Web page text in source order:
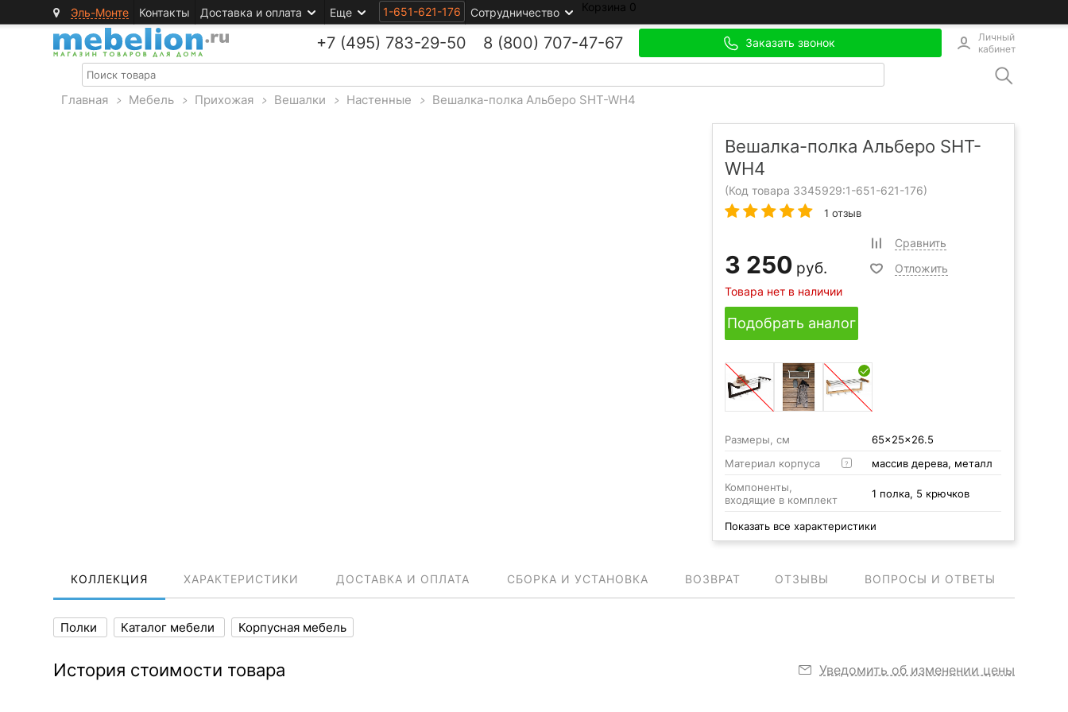
Эль-Монте Контакты Доставка и оплата Еще 1-651-621-176 Сотрудничество Корзина 0
+7 (495) 783-29-50 8 (800) 707-47-67 Заказать звонок
Личный
кабинет
Главная > Мебель > Прихожая > Вешалки > Настенные > Вешалка-полка Альберо SHT-WH4
Вешалка-полка Альберо SHT-
WH4
(Код товара 3345929:1-651-621-176)
1 отзыв
3 250 руб.
Товара нет в наличии
Сравнить
Отложить
Подобрать аналог
Размеры, см
65x25x26.5
Материал корпуса
?
массив дерева, металл
Компоненты,
входящие в комплект
1 полка, 5 крючков
Показать все характеристики
КОЛЛЕКЦИЯ ХАРАКТЕРИСТИКИ ДОСТАВКА И ОПЛАТА СБОРКА И УСТАНОВКА ВОЗВРАТ ОТЗЫВЫ ВОПРОСЫ И ОТВЕТЫ
Полки Каталог мебели Корпусная мебель
История стоимости товара Уведомить об изменении цены